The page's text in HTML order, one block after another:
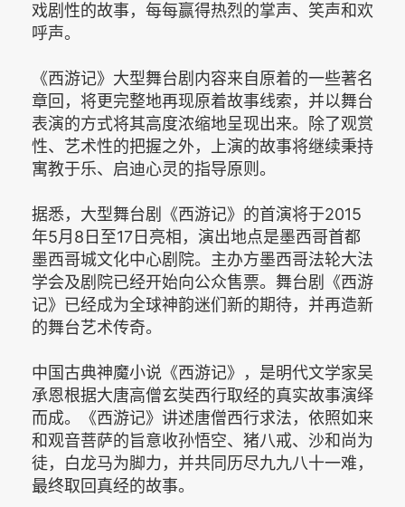
戏剧性的故事，每每赢得热烈的掌声、笑声和欢
呼声。
《西游记》大型舞台剧内容来自原着的一些著名
章回，将更完整地再现原着故事线索，并以舞台
表演的方式将其高度浓缩地呈现出来。除了观赏
性、艺术性的把握之外，上演的故事将继续秉持
寓教于乐、启迪心灵的指导原则。
据悉，大型舞台剧《西游记》的首演将于2015
年5月8日至17日亮相，演出地点是墨西哥首都
墨西哥城文化中心剧院。主办方墨西哥法轮大法
学会及剧院已经开始向公众售票。舞台剧《西游
记》已经成为全球神韵迷们新的期待，并再造新
的舞台艺术传奇。
中国古典神魔小说《西游记》，是明代文学家吴
承恩根据大唐高僧玄奘西行取经的真实故事演绎
而成。《西游记》讲述唐僧西行求法，依照如来
和观音菩萨的旨意收孙悟空、猪八戒、沙和尚为
徒，白龙马为脚力，并共同历尽九九八十一难，
最终取回真经的故事。